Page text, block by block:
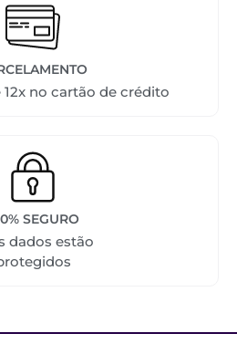
no cartão de crédito
SEGURO
dados estão